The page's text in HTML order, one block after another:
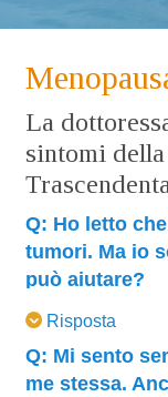
La
sintomi
Q: Ho letto
tumori. Ma io
può aiutare?
alla menopausa
seno,
questo viene
Risposta
Q: Mi sento
me stessa.